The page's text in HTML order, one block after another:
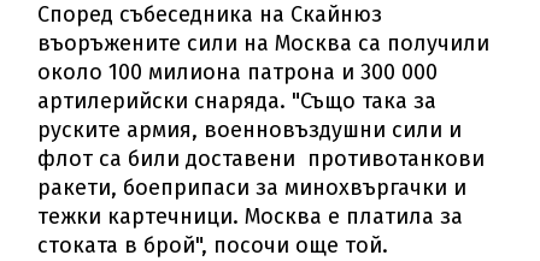
Според събеседника на Скайнюз
въоръжените сили на Москва са получили
около 100 милиона патрона и 300 000
артилерийски снаряда. "Също така за
руските армия, военновъздушни сили и
флот са били доставени противотанкови
ракети, боеприпаси за минохвъргачки и
тежки картечници. Москва е платила за
стоката в брой", посочи още той.